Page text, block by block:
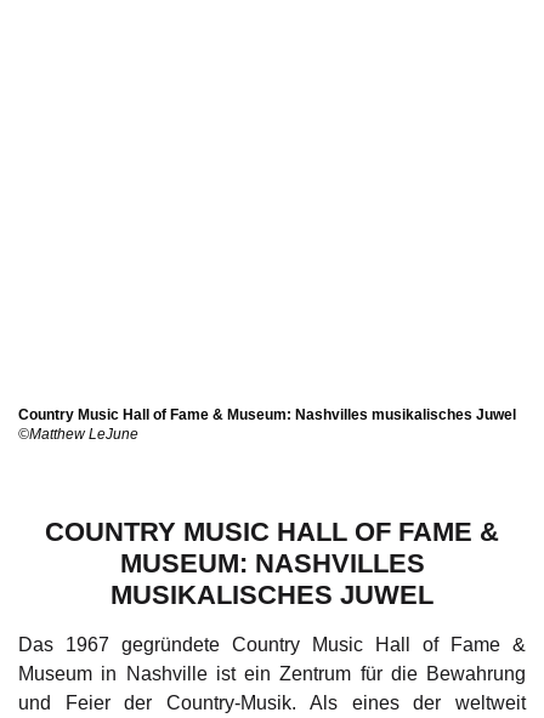
Country Music Hall of Fame & Museum: Nashvilles musikalisches Juwel
©Matthew LeJune
COUNTRY MUSIC HALL OF FAME &
MUSEUM: NASHVILLES
MUSIKALISCHES JUWEL
Das 1967 gegründete Country Music Hall of Fame &
Museum in Nashville ist ein Zentrum für die Bewahrung
und Feier der Country-Musik. Als eines der weltweit